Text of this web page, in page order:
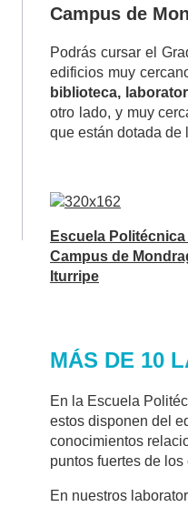
Campus de
Podrás cursar el
edificios muy
biblioteca,
otro lado, y muy
que están dotada de
Escuela
Campus de
Iturripe
MÁS DE 10
En la Escuela
estos disponen del
conocimientos
puntos fuertes de los
En nuestros